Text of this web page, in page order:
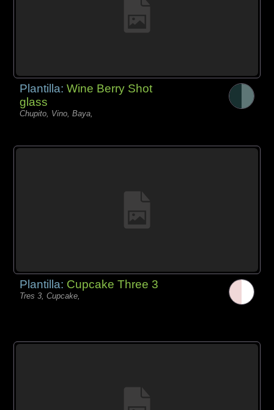
Plantilla:Wine Berry Shot
glass
Chupito, Vino, Baya,
Plantilla: Cupcake Three 3
Tres 3, Cupcake,